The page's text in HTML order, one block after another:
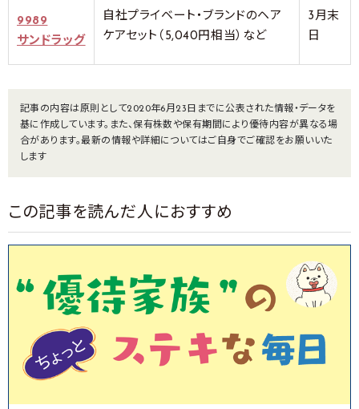
9989
サンドラッグ
自社プライベート・ブランドのヘア
ケアセット（5,040円相当）など
3月末
日
記事の内容は原則として2020年6月23日までに公表された情報・データを
基に作成しています。また、保有株数や保有期間により優待内容が異なる場
合があります。最新の情報や詳細についてはご自身でご確認をお願いいた
します
この記事を読んだ人におすすめ